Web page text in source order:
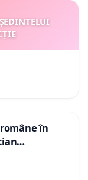
în
de